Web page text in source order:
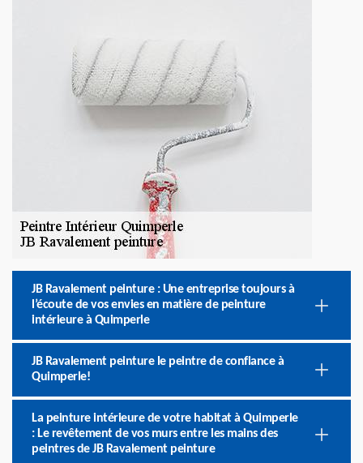
JB Ravalement peinture : Une entreprise toujours à
l’écoute de vos envies en matière de peinture
intérieure à Quimperle
JB Ravalement peinture le peintre de confiance à
Quimperle!
La peinture intérieure de votre habitat à Quimperle
: Le revêtement de vos murs entre les mains des
peintres de JB Ravalement peinture